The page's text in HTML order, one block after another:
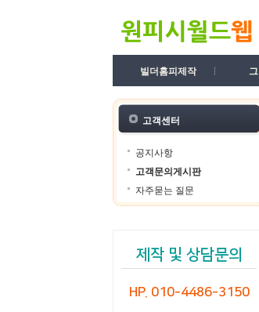
빌더홈피제작
고객센터
공지사항
고객문의게시판
자주묻는 질문
제작 및 상담문의
HP. 010-4486-3150